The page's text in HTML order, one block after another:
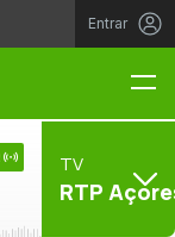
Entrar
TV
RTP